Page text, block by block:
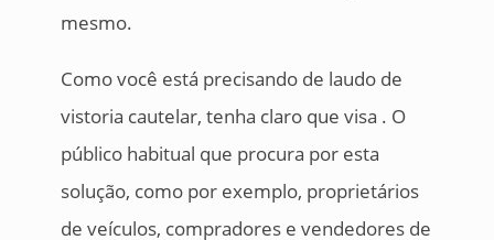
mesmo.
Como você está precisando de laudo de
vistoria cautelar, tenha claro que visa . O
público habitual que procura por esta
solução, como por exemplo, proprietários
de veículos, compradores e vendedores de